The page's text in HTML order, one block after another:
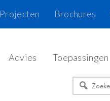
Brochures
Projecten
Advies Toepassingen
Zoeken